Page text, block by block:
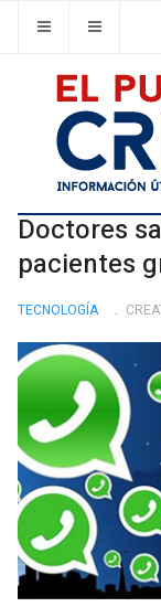
Doctores
pacientes
TECNOLOGÍ­A